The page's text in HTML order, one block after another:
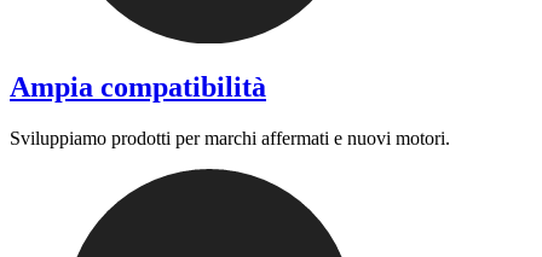
Ampia compatibilità
Sviluppiamo prodotti per marchi affermati e nuovi motori.